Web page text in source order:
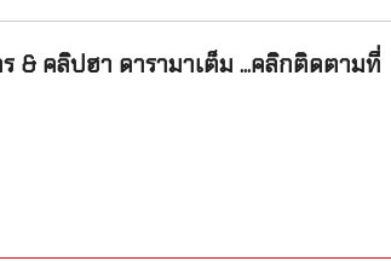
& คลิปฮา ดารามาเต็ม ...คลิกติดตามที่